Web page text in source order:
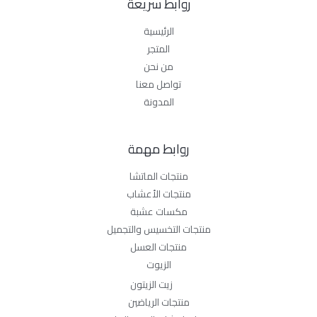
الرئيسية
المتجر
من نحن
تواصل معنا
المدونة
روابط مهمة
منتجات الماتشا
منتجات الأعشاب
مكسات عشبة
منتجات التخسيس والتجميل
منتجات العسل
الزيوت
زيت الزيتون
منتجات الرياضين